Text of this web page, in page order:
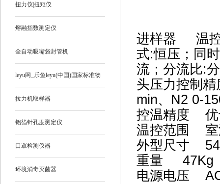
扭力仪|扭矩仪
熔融指数测定仪
全自动吸嘴袋封管机
leyu网_乐鱼leyu(中国)国家标准物
质
拉力机取样器
铝箔针孔度测定仪
口罩检测仪器
环境消毒灭菌器
进样器 温控
式:恒压；同
流；分流比:
头压力控制
min、N2
控温精度
温控范围
外型尺寸
重量
电源电压